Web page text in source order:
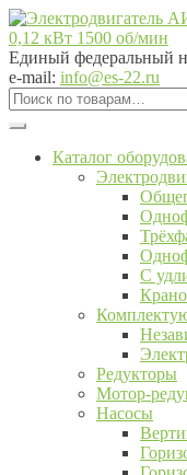
Перейти
к
навигации
Перейти
к
содержимому
Единый федеральный
e-mail: info@es-22.ru
Искать:
Каталог
С
Редукторы
Мотор-
Насосы